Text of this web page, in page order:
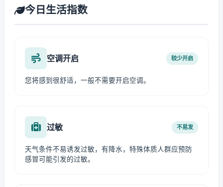
今日生活指数
空调开启 较少开启
您将感到很舒适，一般不需要开启空调。
过敏 不易发
天气条件不易诱发过敏，有降水，特殊体质人群应预防
感冒可能引发的过敏。